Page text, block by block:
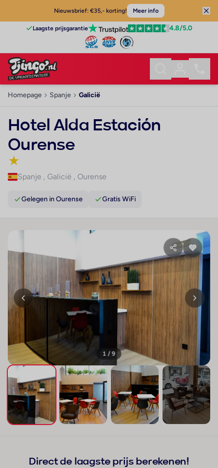
Nieuwsbrief: €35,- korting! Meer info
Laagste prijsgarantie 4.8/5.0
Homepage Spanje Galicië
Hotel Alda Estación
Ourense
★
Spanje , Galicië , Ourense
Gelegen in Ourense Gratis WiFi
1 / 9
Direct de laagste prijs berekenen!